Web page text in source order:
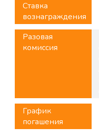
Ставка
вознаграждения
Разовая
комиссия
График
погашения